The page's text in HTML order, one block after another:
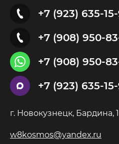
+7 (923) 635-
+7 (908) 950-
+7 (908) 950-
+7 (923) 635-
г. Новокузнецк, Бардина,
w8kosmos@yandex.ru